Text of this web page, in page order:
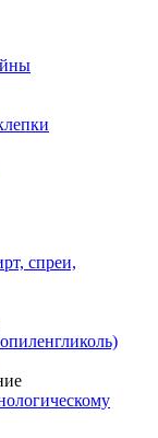
спреи,